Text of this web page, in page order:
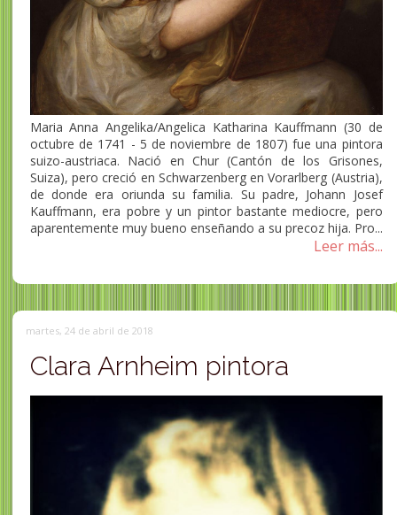
Maria Anna Angelika/Angelica Katharina Kauffmann (30 de
octubre de 1741 - 5 de noviembre de 1807) fue una pintora
suizo-austriaca. Nació en Chur (Cantón de los Grisones,
Suiza), pero creció en Schwarzenberg en Vorarlberg (Austria),
de donde era oriunda su familia. Su padre, Johann Josef
Kauffmann, era pobre y un pintor bastante mediocre, pero
aparentemente muy bueno enseñando a su precoz hija. Pro...
Leer más...
martes, 24 de abril de 2018
Clara Arnheim pintora